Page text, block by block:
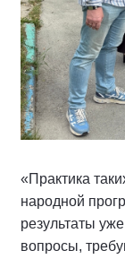
«Практика
народной
результаты
вопросы,